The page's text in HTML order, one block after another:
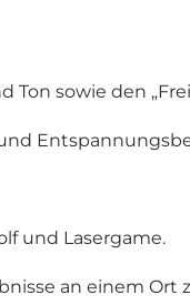
sowie den
und Lasergame.
an einem Ort